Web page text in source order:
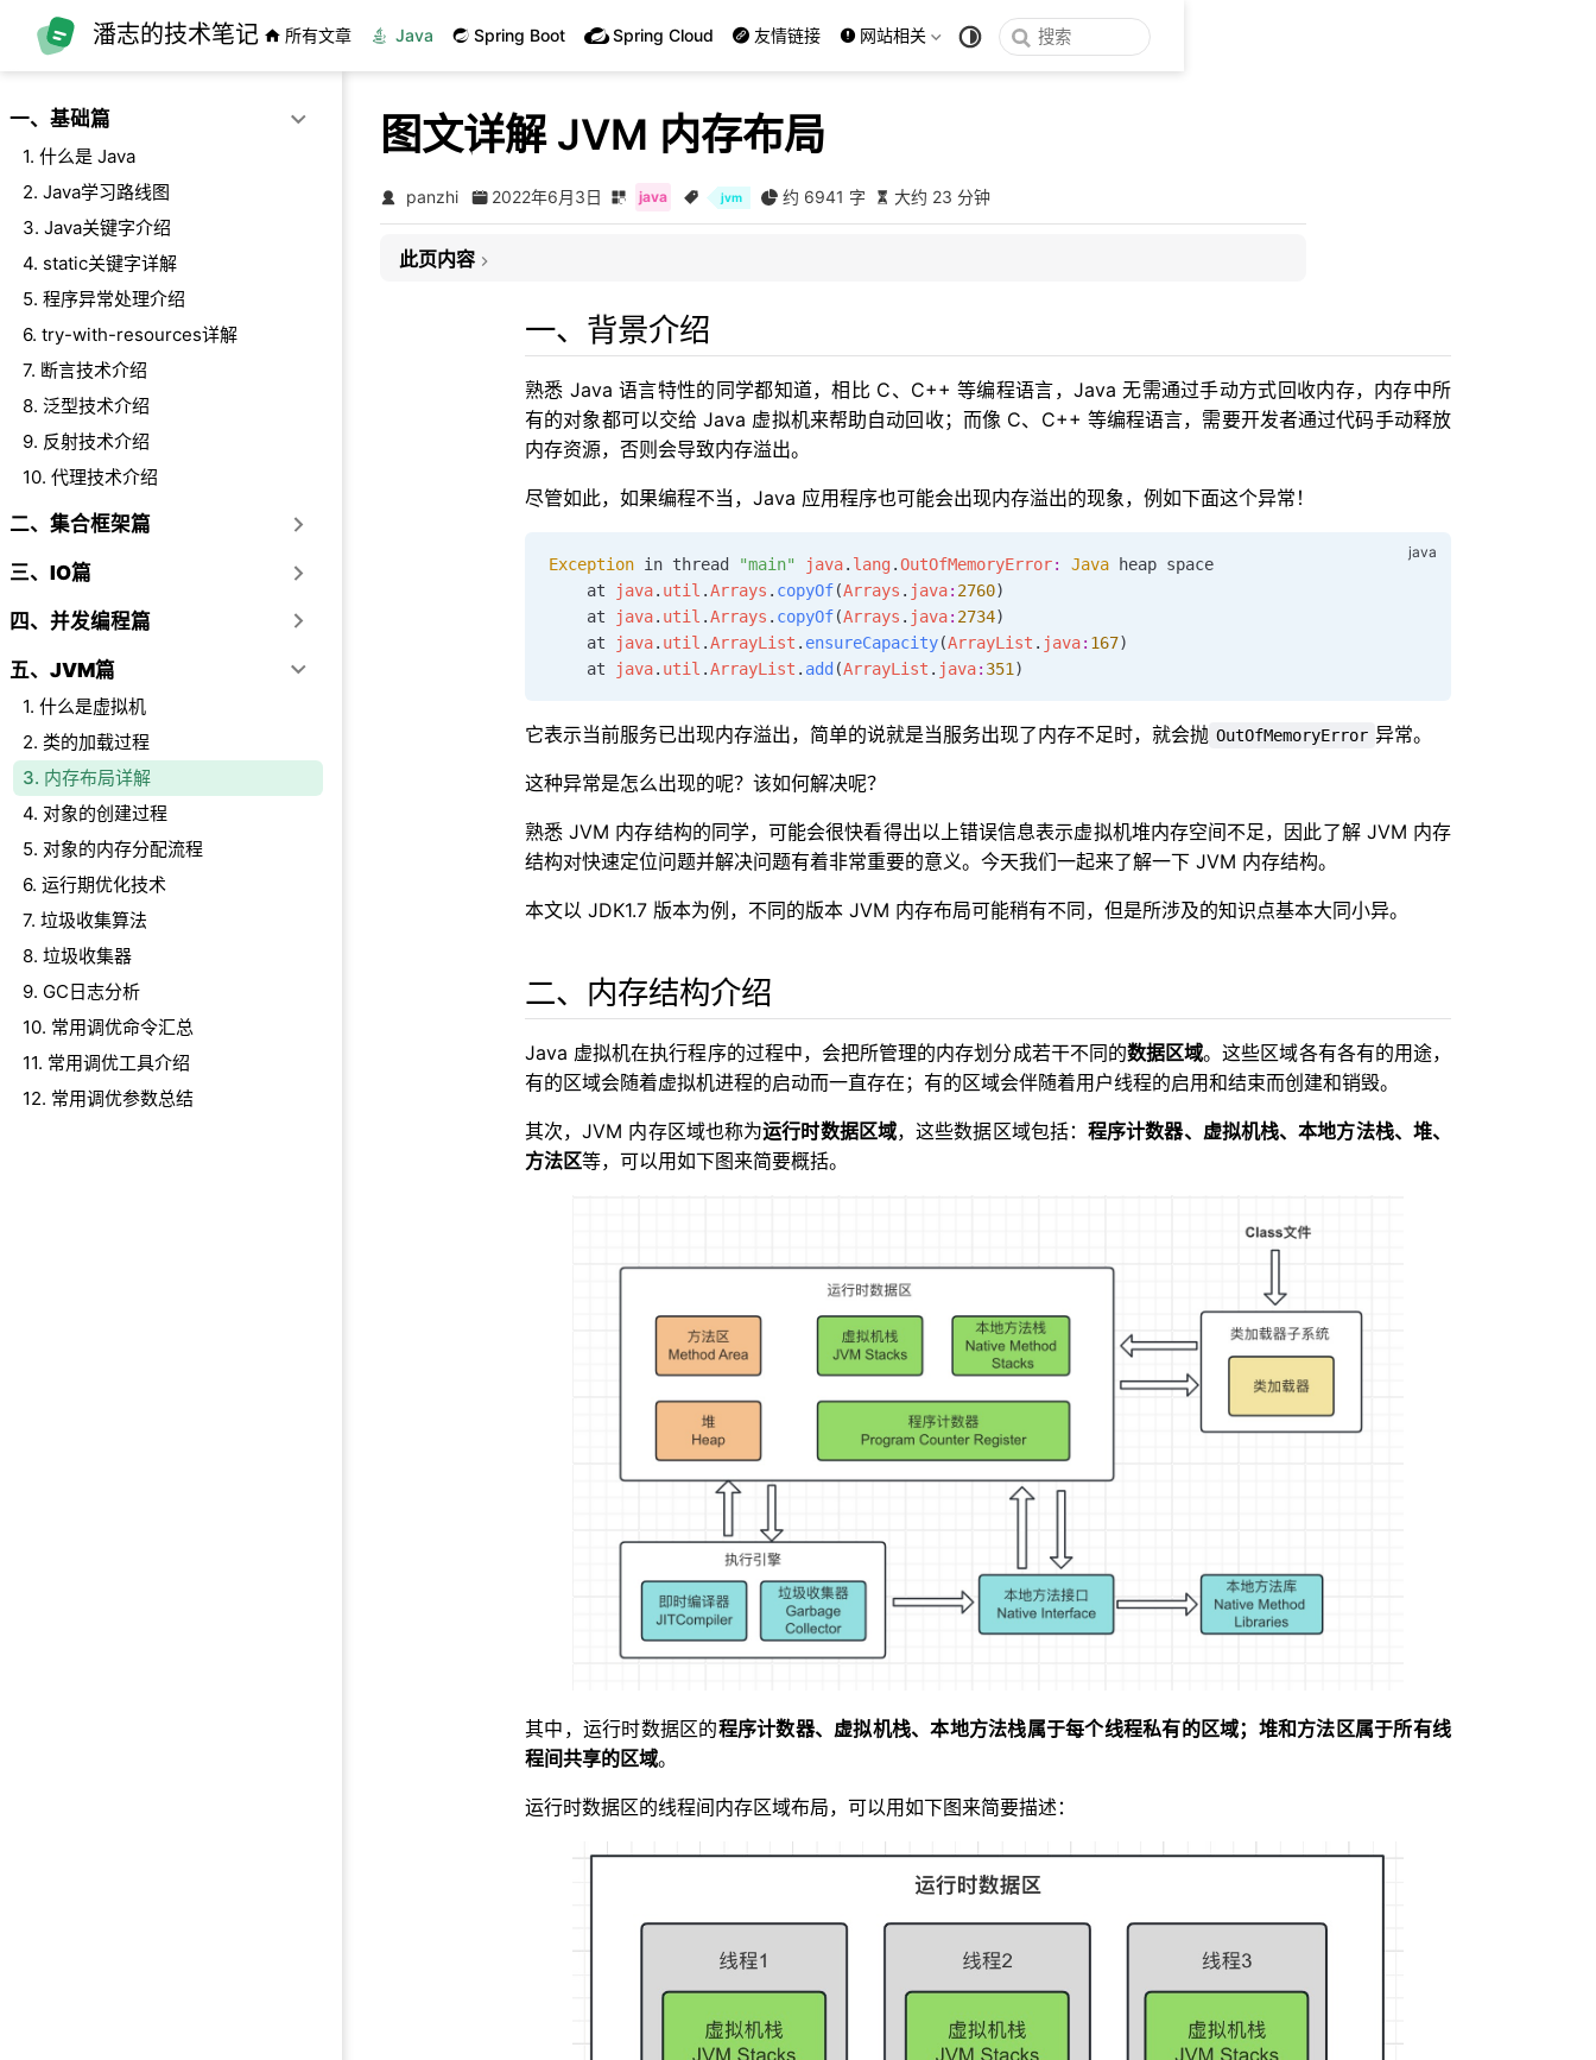
跳至主要內容
潘志的技术笔记 所有文章 Java Spring Boot Spring Cloud 友情链接 网站相关
一、基础篇
1. 什么是 Java
2. Java学习路线图
3. Java关键字介绍
4. static关键字详解
5. 程序异常处理介绍
6. try-with-resources详解
7. 断言技术介绍
8. 泛型技术介绍
9. 反射技术介绍
10. 代理技术介绍
二、集合框架篇
三、IO篇
四、并发编程篇
五、JVM篇
1. 什么是虚拟机
2. 类的加载过程
3. 内存布局详解
4. 对象的创建过程
5. 对象的内存分配流程
6. 运行期优化技术
7. 垃圾收集算法
8. 垃圾收集器
9. GC日志分析
10. 常用调优命令汇总
11. 常用调优工具介绍
12. 常用调优参数总结
图文详解 JVM 内存布局
panzhi 2022年6月3日 java jvm 约 6941 字 大约 23 分钟
此页内容
二、内存结构介绍
3.1、堆内存大小相关参数设置
3.2、年轻代内存大小相关参数设置
3.5、栈内存相关参数设置
3.6、堆外内存相关参数设置
4.3、方法区和运行时常量池溢出
五、JDK 各版本内存布局变化
一、背景介绍
熟悉 Java 语言特性的同学都知道，相比 C、C++ 等编程语言，Java 无需通过手动方式回收内存，内存中所
有的对象都可以交给 Java 虚拟机来帮助自动回收；而像 C、C++ 等编程语言，需要开发者通过代码手动释放
内存资源，否则会导致内存溢出。
尽管如此，如果编程不当，Java 应用程序也可能会出现内存溢出的现象，例如下面这个异常！
Exception in thread "main" java. lang .OutOfMemoryError: Java heap space
    at
java. util .Arrays . copyOf(Arrays . java: 2760)
    at
java. util .Arrays . copyOf(Arrays . java: 2734)
    at
java. util .ArrayList . ensureCapacity(ArrayList . java: 167)
    at
java. util .ArrayList . add (ArrayList . java: 351 )
它表示当前服务已出现内存溢出，简单的说就是当服务出现了内存不足时，就会抛 OutOfMemoryError 异常。
这种异常是怎么出现的呢？该如何解决呢？
熟悉 JVM 内存结构的同学，可能会很快看得出以上错误信息表示虚拟机堆内存空间不足，因此了解 JVM 内存
结构对快速定位问题并解决问题有着非常重要的意义。今天我们一起来了解一下 JVM 内存结构。
本文以 JDK1.7 版本为例，不同的版本 JVM 内存布局可能稍有不同，但是所涉及的知识点基本大同小异。
二、内存结构介绍
Java 虚拟机在执行程序的过程中，会把所管理的内存划分成若干不同的数据区域。这些区域各有各有的用途，
有的区域会随着虚拟机进程的启动而一直存在；有的区域会伴随着用户线程的启用和结束而创建和销毁。
其次，JVM 内存区域也称为运行时数据区域，这些数据区域包括：程序计数器、虚拟机栈、本地方法栈、堆、
方法区等，可以用如下图来简要概括。
其中，运行时数据区的程序计数器、虚拟机栈、本地方法栈属于每个线程私有的区域；堆和方法区属于所有线
程间共享的区域。
运行时数据区的线程间内存区域布局，可以用如下图来简要描述：